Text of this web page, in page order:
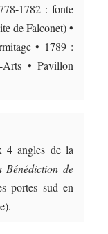
1782 : fonte
de Falconet) •
• 1789 :
Arts • Pavillon
4 angles de la
Bénédiction de
portes sud en